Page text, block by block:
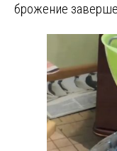
брожение